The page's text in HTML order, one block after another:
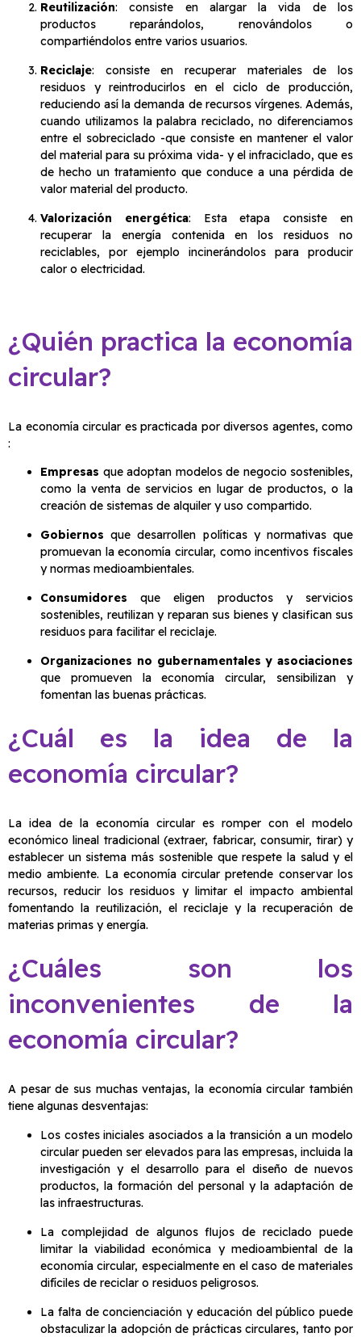
Reutilización: consiste en alargar la vida de los
productos reparándolos, renovándolos o
compartiéndolos entre varios usuarios.
Reciclaje: consiste en recuperar materiales de los
residuos y reintroducirlos en el ciclo de producción,
reduciendo así la demanda de recursos vírgenes. Además,
cuando utilizamos la palabra reciclado, no diferenciamos
entre el sobreciclado -que consiste en mantener el valor
del material para su próxima vida- y el infraciclado, que es
de hecho un tratamiento que conduce a una pérdida de
valor material del producto.
Valorización energética: Esta etapa consiste en
recuperar la energía contenida en los residuos no
reciclables, por ejemplo incinerándolos para producir
calor o electricidad.
¿Quién practica la economía
circular?
La economía circular es practicada por diversos agentes, como
:
Empresas que adoptan modelos de negocio sostenibles,
como la venta de servicios en lugar de productos, o la
creación de sistemas de alquiler y uso compartido.
Gobiernos que desarrollen políticas y normativas que
promuevan la economía circular, como incentivos fiscales
y normas medioambientales.
Consumidores que eligen productos y servicios
sostenibles, reutilizan y reparan sus bienes y clasifican sus
residuos para facilitar el reciclaje.
Organizaciones no gubernamentales y asociaciones
que promueven la economía circular, sensibilizan y
fomentan las buenas prácticas.
¿Cuál es la idea de la
economía circular?
La idea de la economía circular es romper con el modelo
económico lineal tradicional (extraer, fabricar, consumir, tirar) y
establecer un sistema más sostenible que respete la salud y el
medio ambiente. La economía circular pretende conservar los
recursos, reducir los residuos y limitar el impacto ambiental
fomentando la reutilización, el reciclaje y la recuperación de
materias primas y energía.
¿Cuáles son los
inconvenientes de la
economía circular?
A pesar de sus muchas ventajas, la economía circular también
tiene algunas desventajas:
Los costes iniciales asociados a la transición a un modelo
circular pueden ser elevados para las empresas, incluida la
investigación y el desarrollo para el diseño de nuevos
productos, la formación del personal y la adaptación de
las infraestructuras.
La complejidad de algunos flujos de reciclado puede
limitar la viabilidad económica y medioambiental de la
economía circular, especialmente en el caso de materiales
difíciles de reciclar o residuos peligrosos.
La falta de concienciación y educación del público puede
obstaculizar la adopción de prácticas circulares, tanto por